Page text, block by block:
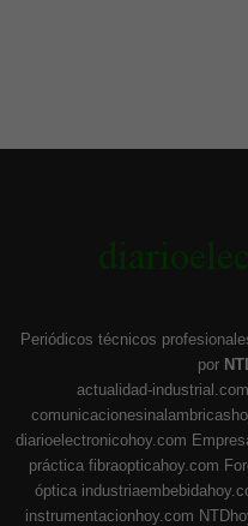
Periódicos técnicos
por
actualidad-industrial.com
diarioelectronicohoy.com
práctica fibraopticahoy.com
óptica
instrumentacionhoy.com